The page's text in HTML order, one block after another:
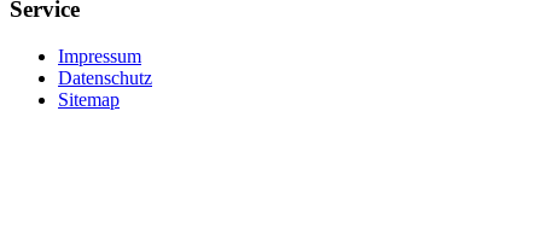
Service
Impressum
Datenschutz
Sitemap